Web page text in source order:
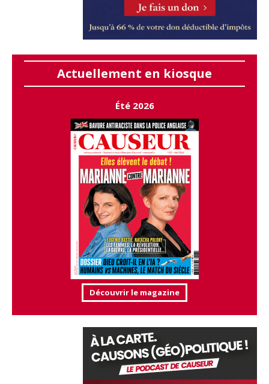
Actuellement en kiosque
Été 2026
Découvrir le magazine